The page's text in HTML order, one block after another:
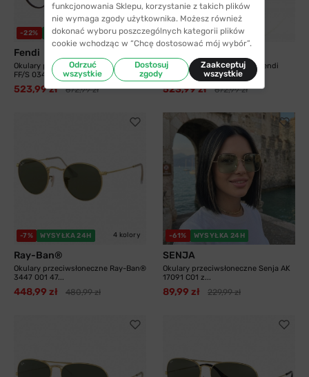
-22% WYSYŁKA 24H
Fendi
Okulary przeciwsłoneczne Fendi
FF/S 0345 0T7
523,99 zł 672,99 zł
-22% WYSYŁKA 24H
Okulary przeciwsłoneczne Fendi
FF/S 0328/G...
523,99 zł 672,99 zł
-7% WYSYŁKA 24H 4 kolory
Ray-Ban®
Okulary przeciwsłoneczne Ray-Ban®
3447 001 47...
448,99 zł 480,99 zł
-61% WYSYŁKA 24H
SENJA
Okulary przeciwsłoneczne Senja AK
17091 C01 z...
89,99 zł 229,99 zł
funkcjonowania Sklepu, korzystanie z takich plików
nie wymaga zgody użytkownika. Możesz również
dokonać wyboru poszczególnych kategorii plików
cookie wchodząc w “Chcę dostosować mój wybór”.
Odrzuć
wszystkie
Dostosuj
zgody
Zaakceptuj
wszystkie